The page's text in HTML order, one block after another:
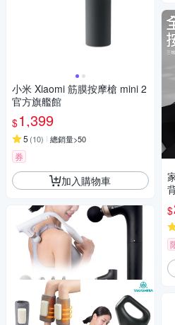
小米 Xiaomi 筋膜按摩槍 mini 2
官方旗艦館
$1,399
5 (10) 總銷量>50
券
加入購物車
$